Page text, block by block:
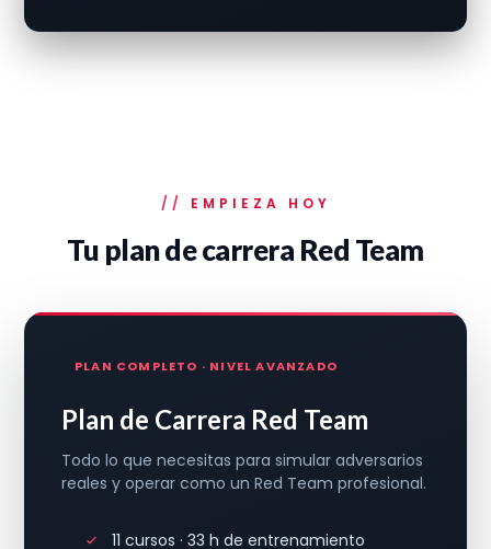
EMPIEZA HOY
Tu plan de carrera Red Team
PLAN COMPLETO · NIVEL AVANZADO
Plan de Carrera Red Team
Todo lo que necesitas para simular adversarios
reales y operar como un Red Team profesional.
11 cursos · 33 h de entrenamiento